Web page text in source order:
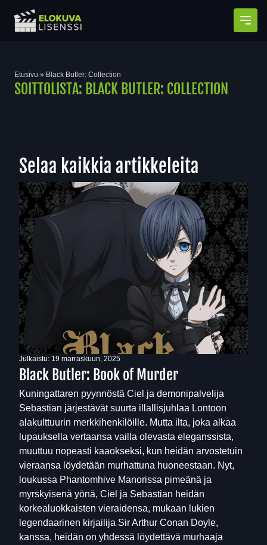
Etusivu » Black Butler: Collection
SOITTOLISTA: BLACK BUTLER: COLLECTION
Selaa kaikkia artikkeleita
Julkaistu: 19 marraskuun, 2025
Black Butler: Book of Murder
Kuningattaren pyynnöstä Ciel ja demonipalvelija
Sebastian järjestävät suurta illallisjuhlaa Lontoon
alakulttuurin merkkihenkilöille. Mutta ilta, joka alkaa
lupauksella vertaansa vailla olevasta eleganssista,
muuttuu nopeasti kaaokseksi, kun heidän arvostetuin
vieraansa löydetään murhattuna huoneestaan. Nyt,
loukussa Phantomhive Manorissa pimeänä ja
myrskyisenä yönä, Ciel ja Sebastian heidän
korkealuokkaisten vieraidensa, mukaan lukien
legendaarinen kirjailija Sir Arthur Conan Doyle,
kanssa, heidän on yhdessä löydettävä murhaaja